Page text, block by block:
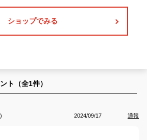
ショップでみる
ト（全1件）
2024/09/17 通報